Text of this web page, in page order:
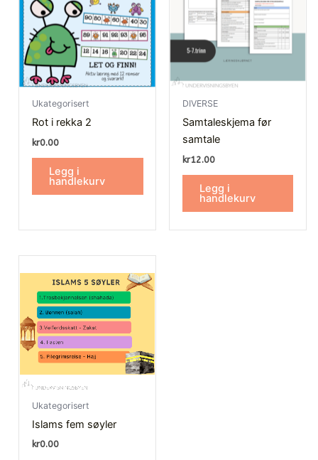
Ukategorisert
Rot i rekka 2
kr0.00
Legg i
handlekurv
DIVERSE
Samtaleskjema før
samtale
kr12.00
Legg i
handlekurv
Ukategorisert
Islams fem søyler
kr0.00